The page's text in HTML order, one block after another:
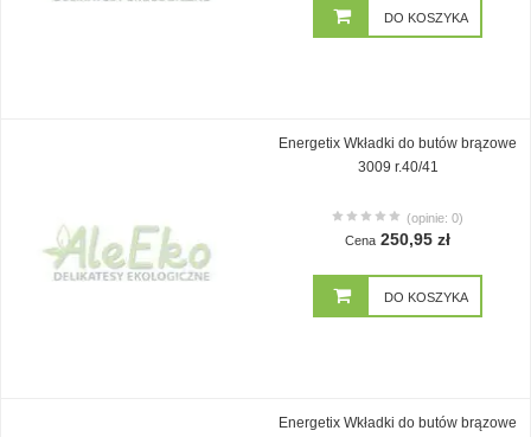
DO KOSZYKA
Energetix Wkładki do butów brązowe
3009 r.40/41
(opinie: 0)
Cena 250,95 zł
DO KOSZYKA
Energetix Wkładki do butów brązowe